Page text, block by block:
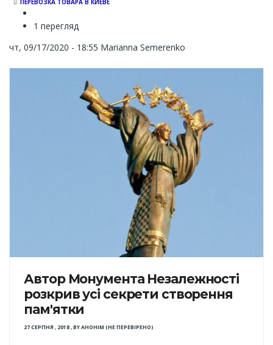
ПЕРЕВОЗКА ТОВАРА В КИЕВЕ
1 перегляд
чт, 09/17/2020 - 18:55 Marianna Semerenko
Автор Монумента Незалежності
розкрив усі секрети створення
пам'ятки
27 СЕРПНЯ , 2018,BYАНОНІМ (НЕ ПЕРЕВІРЕНО)